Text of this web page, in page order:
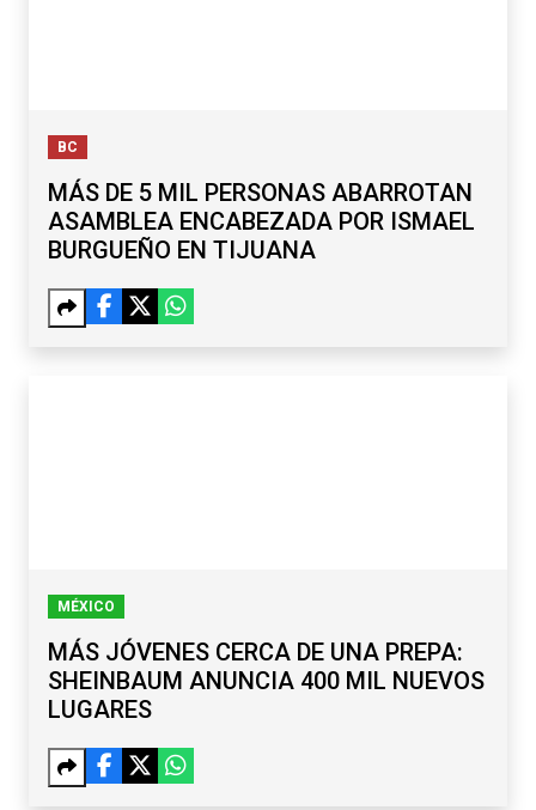
BC
MÁS DE 5 MIL PERSONAS ABARROTAN
ASAMBLEA ENCABEZADA POR ISMAEL
BURGUEÑO EN TIJUANA
MÉXICO
MÁS JÓVENES CERCA DE UNA PREPA:
SHEINBAUM ANUNCIA 400 MIL NUEVOS
LUGARES